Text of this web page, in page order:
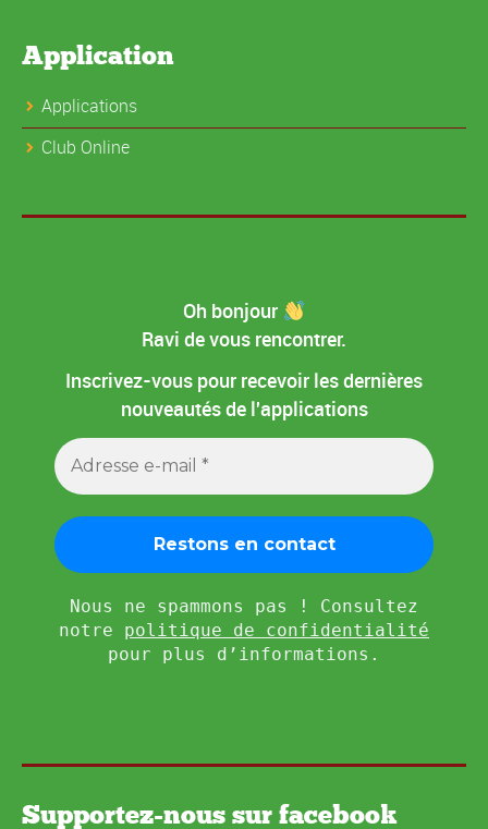
Application
Applications
Club Online
Oh bonjour
Ravi de vous rencontrer.
Inscrivez-vous pour recevoir les dernières
nouveautés de l'applications
Nous ne spammons pas ! Consultez
notre politique de confidentialité
pour plus d’informations.
Supportez-nous sur facebook